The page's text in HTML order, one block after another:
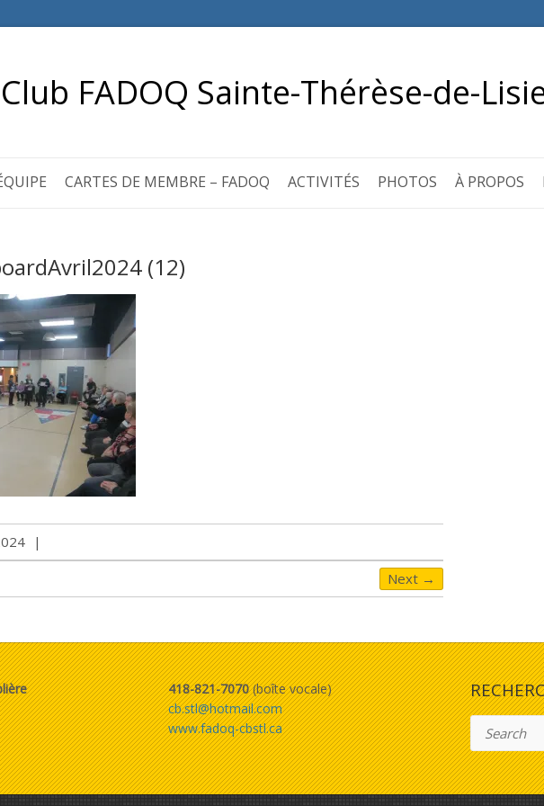
Club FADOQ Sainte-Thérèse-de-
CARTES DE MEMBRE – FADOQ ACTIVITÉS PHOTOS À PROPOS
(12)
|
Next →
418-821-7070(boîte vocale)
cb.stl@hotmail.com
www.fadoq-cbstl.ca
Search